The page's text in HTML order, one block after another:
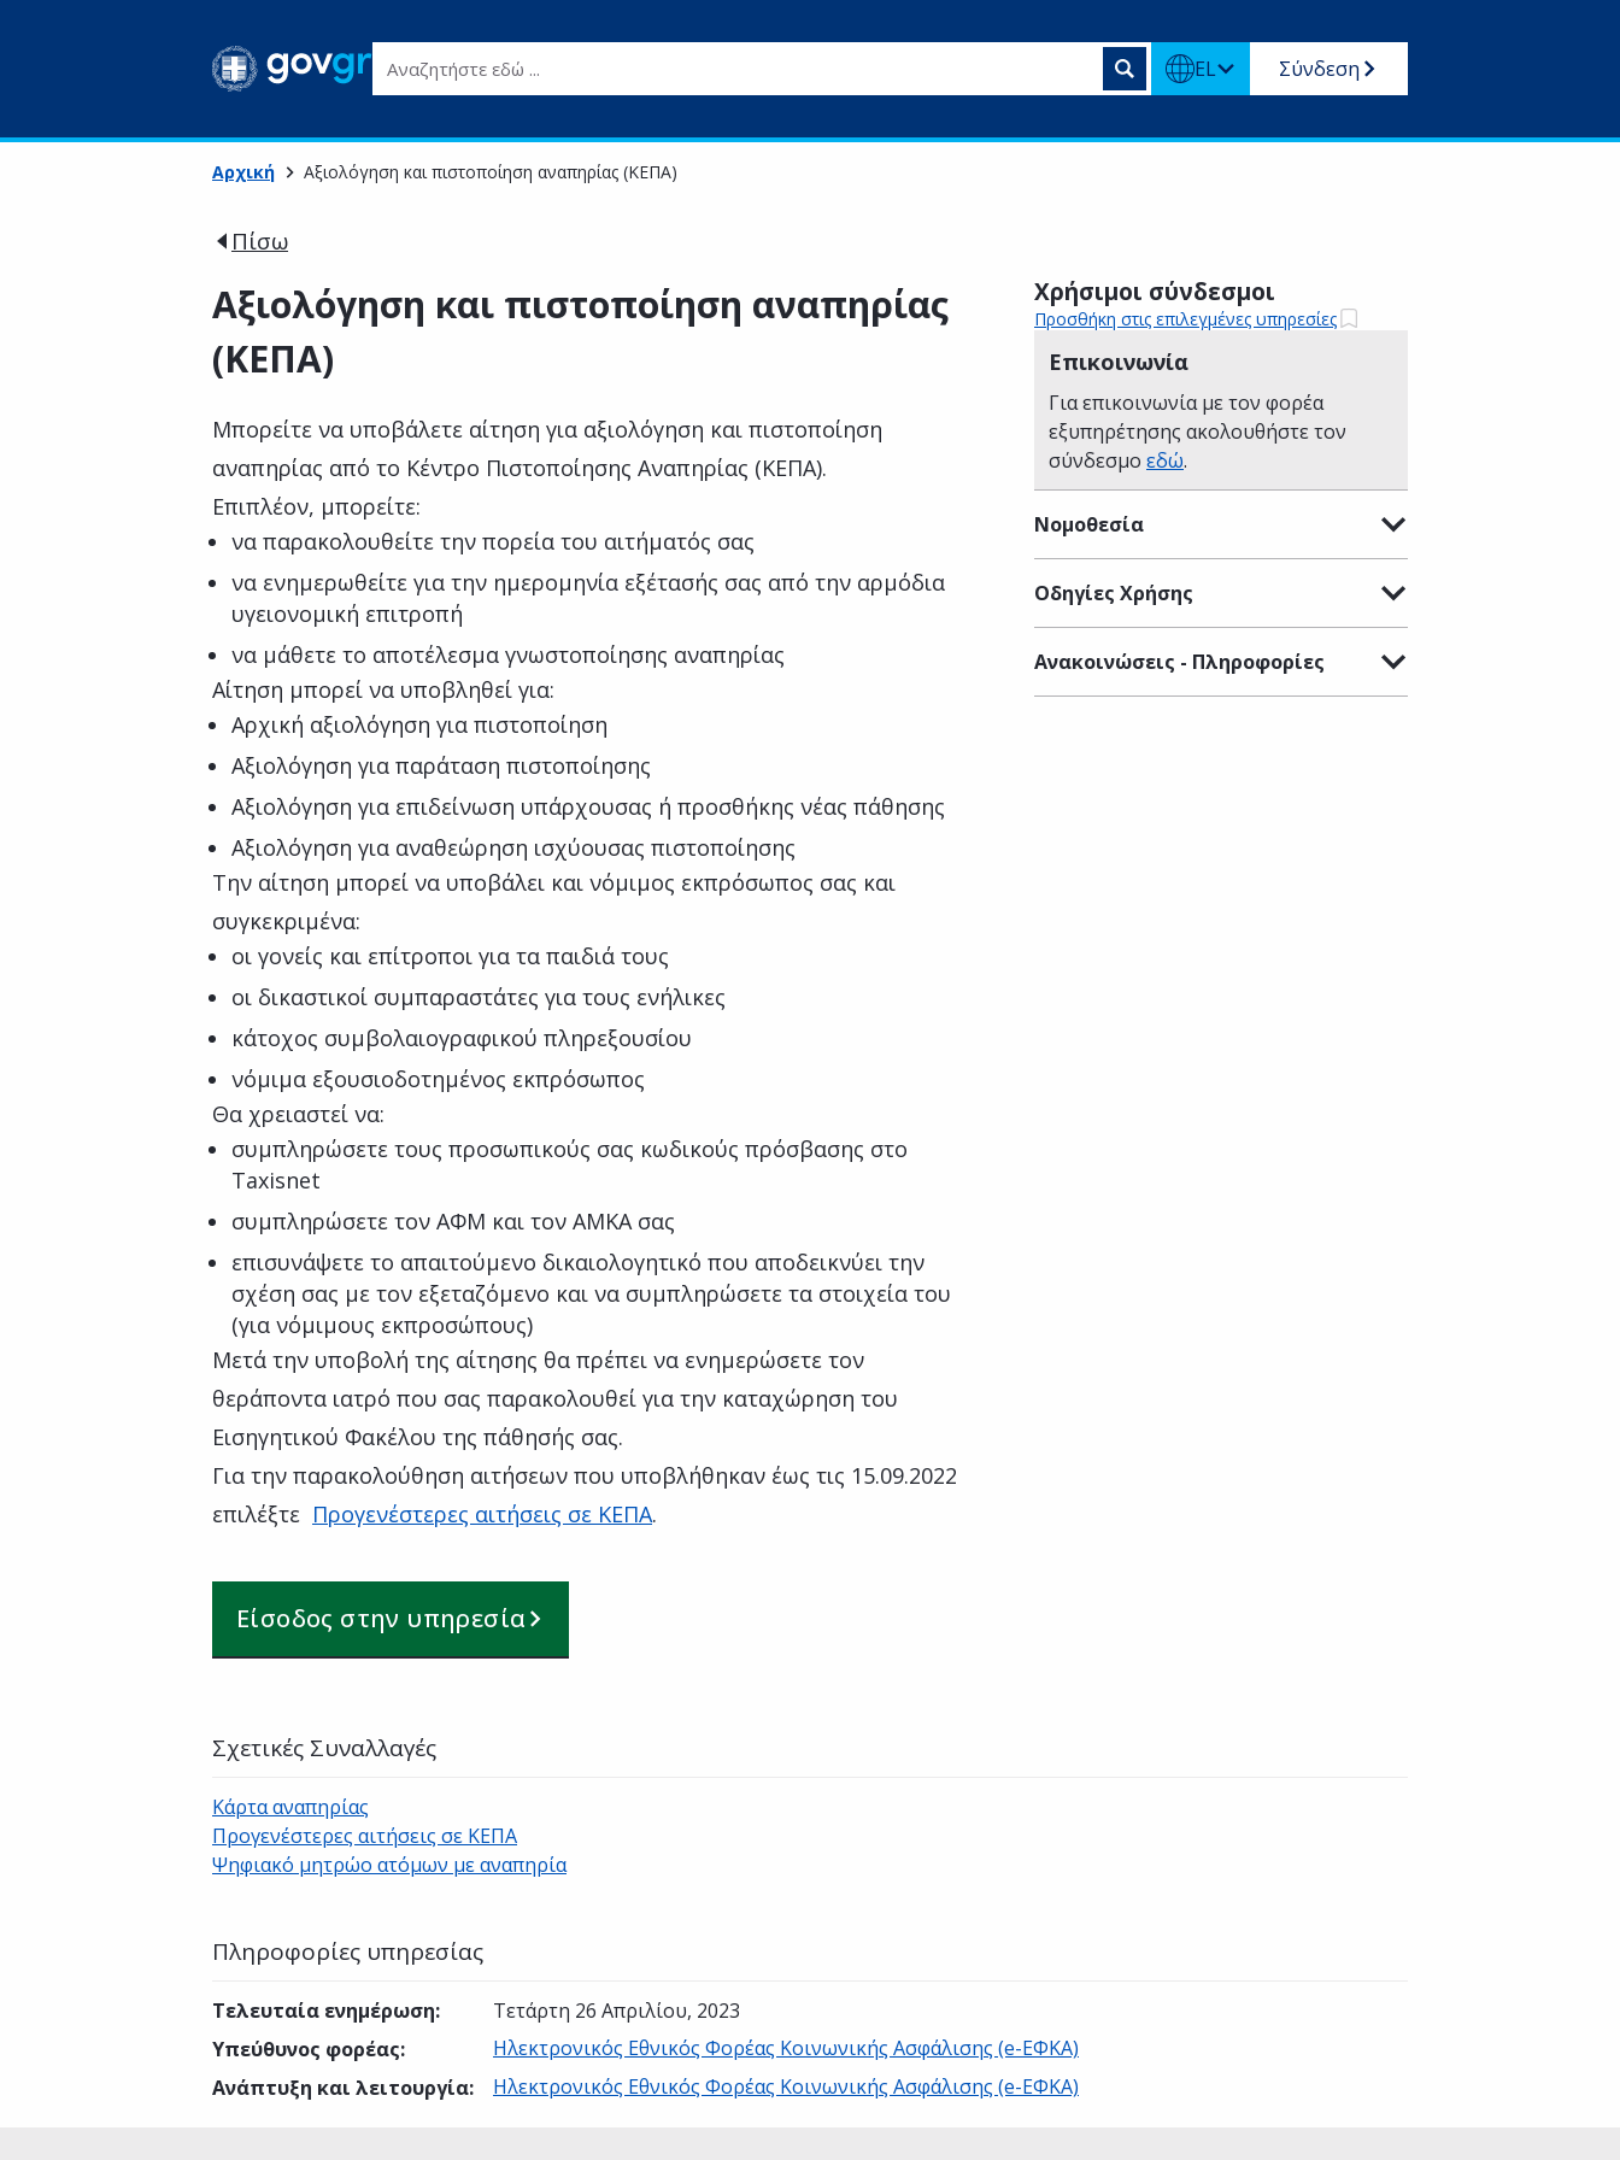
Αναζητήστε εδώ ... EL Σύνδεση
Αρχική Αξιολόγηση και πιστοποίηση αναπηρίας (ΚΕΠΑ)
Πίσω
Αξιολόγηση και πιστοποίηση αναπηρίας
(ΚΕΠΑ)
Μπορείτε να υποβάλετε αίτηση για αξιολόγηση και πιστοποίηση
αναπηρίας από το Κέντρο Πιστοποίησης Αναπηρίας (ΚΕΠΑ).
Επιπλέον, μπορείτε:
να παρακολουθείτε την πορεία του αιτήματός σας
να ενημερωθείτε για την ημερομηνία εξέτασής σας από την αρμόδια
υγειονομική επιτροπή
να μάθετε το αποτέλεσμα γνωστοποίησης αναπηρίας
Αίτηση μπορεί να υποβληθεί για:
Αρχική αξιολόγηση για πιστοποίηση
Αξιολόγηση για παράταση πιστοποίησης
Αξιολόγηση για επιδείνωση υπάρχουσας ή προσθήκης νέας πάθησης
Αξιολόγηση για αναθεώρηση ισχύουσας πιστοποίησης
Την αίτηση μπορεί να υποβάλει και νόμιμος εκπρόσωπος σας και
συγκεκριμένα:
οι γονείς και επίτροποι για τα παιδιά τους
οι δικαστικοί συμπαραστάτες για τους ενήλικες
κάτοχος συμβολαιογραφικού πληρεξουσίου
νόμιμα εξουσιοδοτημένος εκπρόσωπος
Θα χρειαστεί να:
συμπληρώσετε τους προσωπικούς σας κωδικούς πρόσβασης στο
Taxisnet
συμπληρώσετε τον ΑΦΜ και τον ΑΜΚΑ σας
επισυνάψετε το απαιτούμενο δικαιολογητικό που αποδεικνύει την
σχέση σας με τον εξεταζόμενο και να συμπληρώσετε τα στοιχεία του
(για νόμιμους εκπροσώπους)
Μετά την υποβολή της αίτησης θα πρέπει να ενημερώσετε τον
θεράποντα ιατρό που σας παρακολουθεί για την καταχώρηση του
Εισηγητικού Φακέλου της πάθησής σας.
Για την παρακολούθηση αιτήσεων που υποβλήθηκαν έως τις 15.09.2022
επιλέξτε Προγενέστερες αιτήσεις σε ΚΕΠΑ.
Είσοδος στην υπηρεσία
Χρήσιμοι σύνδεσμοι
Προσθήκη στις επιλεγμένες υπηρεσίες
Επικοινωνία
Για επικοινωνία με τον φορέα
εξυπηρέτησης ακολουθήστε τον
σύνδεσμο εδώ.
Νομοθεσία
Οδηγίες Χρήσης
Ανακοινώσεις - Πληροφορίες
Σχετικές Συναλλαγές
Κάρτα αναπηρίας
Προγενέστερες αιτήσεις σε ΚΕΠΑ
Ψηφιακό μητρώο ατόμων με αναπηρία
Πληροφορίες υπηρεσίας
Τελευταία ενημέρωση:
Τετάρτη 26 Απριλίου, 2023
Υπεύθυνος φορέας:
Ηλεκτρονικός Εθνικός Φορέας Κοινωνικής Ασφάλισης (e-ΕΦΚΑ)
Ανάπτυξη και λειτουργία: Ηλεκτρονικός Εθνικός Φορέας Κοινωνικής Ασφάλισης (e-ΕΦΚΑ)